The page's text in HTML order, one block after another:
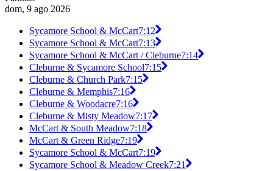
dom, 9 ago 2026
Sycamore School & McCart7:12
Sycamore School & McCart7:13
Sycamore School & McCart / Cleburne7:14
Cleburne & Sycamore School7:15
Cleburne & Church Park7:15
Cleburne & Memphis7:16
Cleburne & Woodacre7:16
Cleburne & Misty Meadow7:17
McCart & South Meadow7:18
McCart & Green Ridge7:19
Sycamore School & McCart7:19
Sycamore School & Meadow Creek7:21